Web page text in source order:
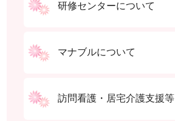
研修センターについて
マナブルについて
訪問看護・居宅介護支援等